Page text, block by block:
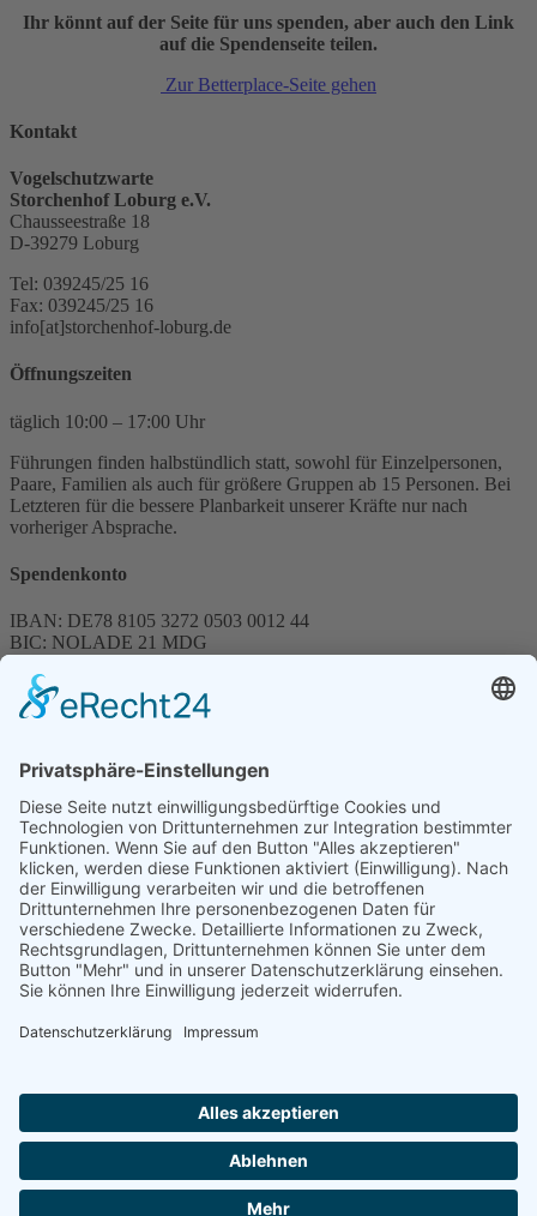
Ihr könnt auf der Seite für uns spenden, aber auch den Link
auf die Spendenseite teilen.
Zur Betterplace-Seite gehen
Kontakt
Vogelschutzwarte
Storchenhof Loburg e.V.
Chausseestraße 18
D-39279 Loburg
Tel: 039245/25 16
Fax: 039245/25 16
info[at]storchenhof-loburg.de
Öffnungszeiten
täglich 10:00 – 17:00 Uhr
Führungen finden halbstündlich statt, sowohl für Einzelpersonen,
Paare, Familien als auch für größere Gruppen ab 15 Personen. Bei
Letzteren für die bessere Planbarkeit unserer Kräfte nur nach
vorheriger Absprache.
Spendenkonto
IBAN: DE78 8105 3272 0503 0012 44
BIC: NOLADE 21 MDG
Spenden können steuerlich abgesetzt werden
Förderung
© 1987 – 2025
Storchenhof Loburg e.V.
Alle Rechte vorbehalten.
Cookie-Einstellungen
Navigation überspringen
Impressum
Haftungsausschluss
Facebook
YouTube